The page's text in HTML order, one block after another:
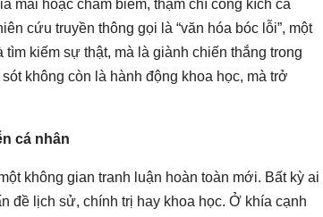
mai hoặc châm biếm, thậm chí công kích cá
cứu truyền thông gọi là “văn hóa bóc lỗi”, một
kiếm sự thật, mà là giành chiến thắng trong
không còn là hành động khoa học, mà trở
cá nhân
không gian tranh luận hoàn toàn mới. Bất kỳ ai
đề lịch sử, chính trị hay khoa học. Ở khía cạnh